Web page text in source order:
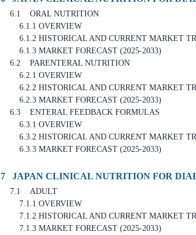
6.1 ORAL NUTRITION
6.1.1 OVERVIEW
6.1.2 HISTORICAL AND CURRENT MARKET
6.1.3 MARKET FORECAST (2025-2033)
6.2 PARENTERAL NUTRITION
6.2.1 OVERVIEW
6.2.2 HISTORICAL AND CURRENT MARKET
6.2.3 MARKET FORECAST (2025-2033)
6.3 ENTERAL FEEDBACK FORMULAS
6.3.1 OVERVIEW
6.3.2 HISTORICAL AND CURRENT MARKET
6.3.3 MARKET FORECAST (2025-2033)
7 JAPAN CLINICAL NUTRITION FOR
7.1 ADULT
7.1.1 OVERVIEW
7.1.2 HISTORICAL AND CURRENT MARKET
7.1.3 MARKET FORECAST (2025-2033)